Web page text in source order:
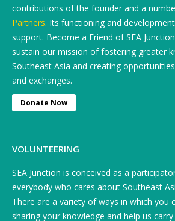
contributions of the founder and a
Partners. Its functioning and
support. Become a Friend of SEA
sustain our mission of fostering greater
Southeast Asia and creating
and exchanges.
Donate Now
VOLUNTEERING
SEA Junction is conceived as a
everybody who cares about Southeast
There are a variety of ways in which you
sharing your knowledge and help us